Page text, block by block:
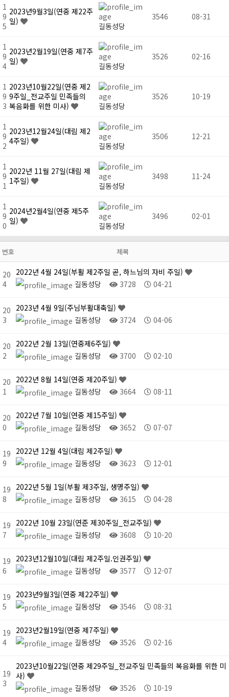
1
9
5
2023년9월3일(연중 제22주
일)
길동성당
3546 08-31
1
9
4
2023년2월19일(연중 제7주
일)
길동성당
3526 02-16
1
9
3
2023년10월22일(연중 제2
9주일_전교주일 민족들의
복음화를 위한 미사)
길동성당
3526 10-19
1
9
2
2023년12월24일(대림 제2
4주일)
길동성당
3506 12-21
1
9
1
2022년 11월 27일(대림 제
1주일)
길동성당
3498 11-24
1
9
0
2024년2월4일(연중 제5주
일)
길동성당
3496 02-01
번호 제목
20
4
2022년 4월 24일(부활 제2주일 곧, 하느님의 자비 주일)
길동성당
3728 04-21
20
3
2023년 4월 9일(주님부활대축일)
길동성당
3724 04-06
20
2
2022년 2월 13일(연중제6주일)
길동성당
3700 02-10
20
1
2022년 8월 14일(연중 제20주일)
길동성당
3664 08-11
20
0
2022년 7월 10일(연중 제15주일)
길동성당
3652 07-07
19
9
2022년 12월 4일(대림 제2주일)
길동성당
3623 12-01
19
8
2022년 5월 1일(부활 제3주일, 생명주일)
길동성당
3615 04-28
19
7
2022년 10월 23일(연준 제30주일_전교주일)
길동성당
3608 10-20
19
6
2023년12월10일(대림 제2주일.인권주일)
길동성당
3577 12-07
19
5
2023년9월3일(연중 제22주일)
길동성당
3546 08-31
19
4
2023년2월19일(연중 제7주일)
길동성당
3526 02-16
19
3
2023년10월22일(연중 제29주일_전교주일 민족들의 복음화를 위한 미
사)
길동성당
3526 10-19